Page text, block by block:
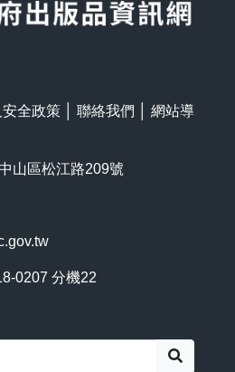
安全政策 聯絡我們
網站導
山區松江路209號
0207 分機22